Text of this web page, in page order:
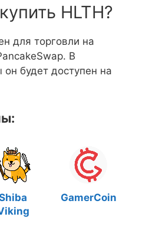
HLTH?
для торговли на
В
будет доступен на
GamerCoin